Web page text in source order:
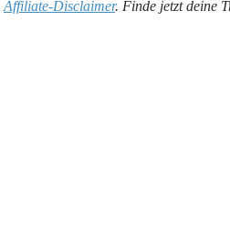
Affiliate-Disclaimer. Finde jetzt deine